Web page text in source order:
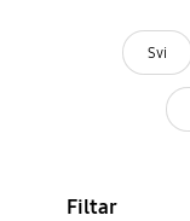
Svi
Filtar